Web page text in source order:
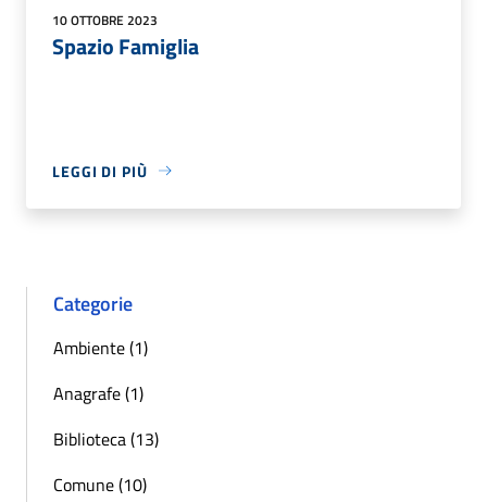
10 OTTOBRE 2023
Spazio Famiglia
LEGGI DI PIÙ
Categorie
Ambiente (1)
Anagrafe (1)
Biblioteca (13)
Comune (10)